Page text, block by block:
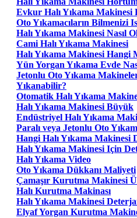
Evkur Halı Yıkama Makinesi
Oto Yıkamacıların Bilmenizi
Halı Yıkama Makinesi Nasıl
Cami Halı Yıkama Makinesi
Halı Yıkama Makinesi Hangi
Yün Yorgan Yıkama Evde
Jetonlu Oto Yıkama
Yıkanabilir?
Otomatik Halı Yıkama
Halı Yıkama Makinesi Büyük
Endüstriyel Halı Yıkama
Paralı veya Jetonlu Oto
Hangi Halı Yıkama Makinesi
Halı Yıkama Makinesi Için
Halı Yıkama Video
Oto Yıkama Dükkanı Maliyeti
Çamaşır Kurutma Makinesi
Halı Kurutma Makinası
Halı Yıkama Makinesi
Elyaf Yorgan Kurutma